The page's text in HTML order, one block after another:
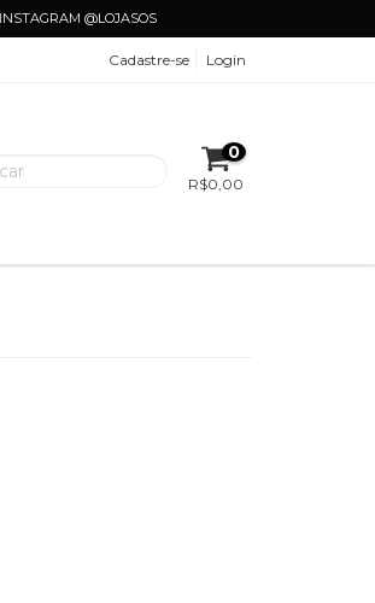
@LOJASOS
Cadastre-se Login
0
R$0,00